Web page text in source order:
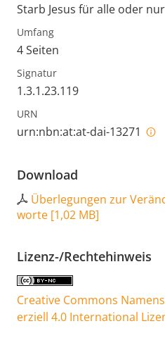
Starb Jesus für alle oder
Umfang
4 Seiten
Signatur
1.3.1.23.119
URN
urn:nbn:at:at-dai-13271
Download
Überlegungen zur
worte [1,02 MB]
Lizenz-/Rechtehinweis
Creative Commons
erziell 4.0 International